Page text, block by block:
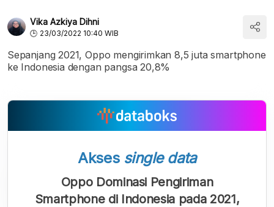
Vika Azkiya Dihni
23/03/2022 10:40 WIB
Sepanjang 2021, Oppo mengirimkan 8,5 juta smartphone
ke Indonesia dengan pangsa 20,8%
Akses single data
Oppo Dominasi Pengiriman
Smartphone di Indonesia pada 2021,